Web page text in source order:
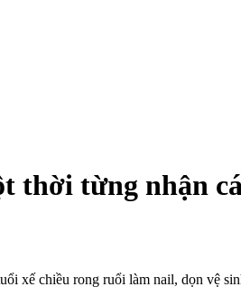
thời từng nhận
xế chiều rong ruổi làm nail, dọn vệ